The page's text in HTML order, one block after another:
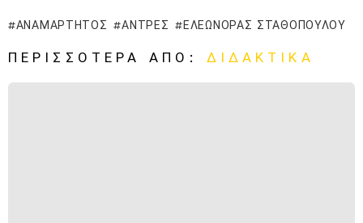
ΑΝΑΜΆΡΤΗΤΟΣ ΆΝΤΡΕΣ ΕΛΕΩΝΌΡΑΣ ΣΤΑΘΟΠΟΎΛΟΥ
ΠΕΡΙΣΣΌΤΕΡΑ ΑΠΌ: ΔΙΔΑΚΤΙΚΆ